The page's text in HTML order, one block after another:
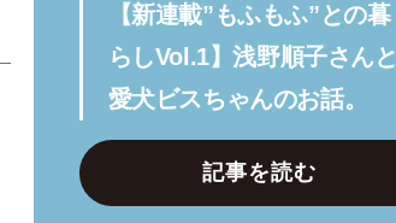
【新連載”もふもふ”との暮
らしVol.1】浅野順子さんと
愛犬ビスちゃんのお話。
記事を読む